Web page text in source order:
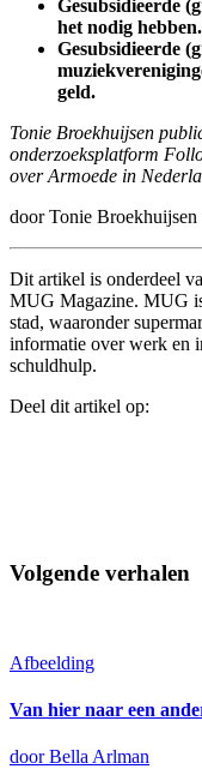
Gesubsidieerde
het nodig hebben.
Gesubsidieerde
geld.
Tonie Broekhuijsen
onderzoeksplatform
over Armoede in
door Tonie
Dit artikel is onderdeel
MUG Magazine. MUG
stad, waaronder
informatie over werk en
schuldhulp.
Deel dit artikel op:
Volgende verhalen
Afbeelding
Van hier naar een
door Bella Arlman